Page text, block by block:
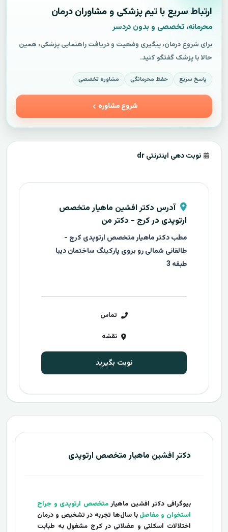
ارتباط سریع با تیم پزشکی و مشاوران درمان
محرمانه، تخصصی و بدون دردسر
برای شروع درمان، پیگیری وضعیت و دریافت راهنمایی پزشکی، همین
حالا با پزشک گفتگو کنید.
پاسخ سریع حفظ محرمانگی مشاوره تخصصی
شروع مشاوره
نوبت دهی اینترنتی dr
آدرس دکتر افشین ماهیار متخصص
ارتوپدی در کرج - دکتر من
مطب دکتر ماهیار متخصص ارتوپدی کرج -
طالقانی شمالی رو بروی پارکینگ ساختمان دیبا
طبقه 3
تماس
نقشه
نوبت بگیرید
دکتر افشین ماهیار متخصص ارتوپدی
بیوگرافی دکتر افشین ماهیارمتخصص ارتوپدی و جراح
استخوان و مفاصل با سال‌ها تجربه در تشخیص و درمان
اختلالات اسکلتی و عضلانی در کرج مشغول به طبابت